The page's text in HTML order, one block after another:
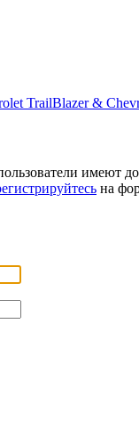
TrailBlazer &
имеют
на